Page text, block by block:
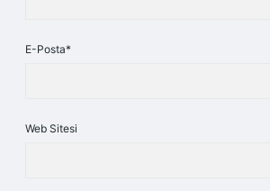
E-Posta*
Web Sitesi